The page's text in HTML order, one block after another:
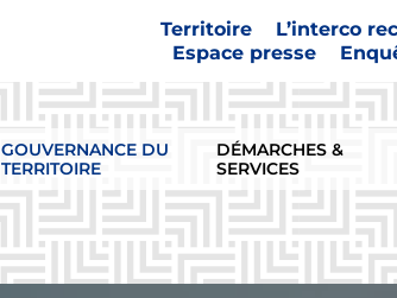
Territoire L’interco
Espace presse
GOUVERNANCE DU
TERRITOIRE
DÉMARCHES &
SERVICES